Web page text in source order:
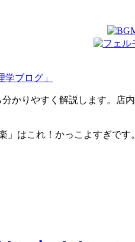
ブログ」
かりやすく解説します。
」はこれ！かっこよすぎです。